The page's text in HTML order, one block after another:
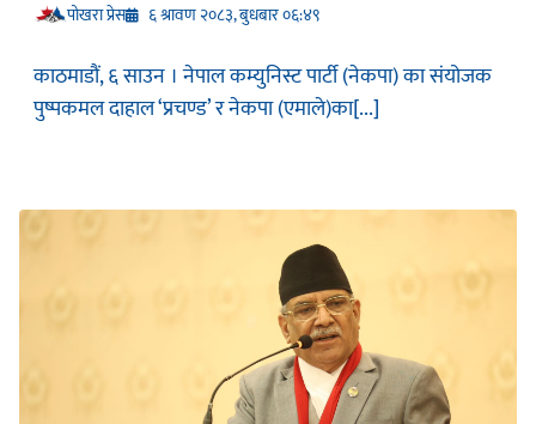
प‍ोखरा प्रेस ६ श्रावण २०८३, बुधबार ०६:४९
काठमाडौं, ६ साउन । नेपाल कम्युनिस्ट पार्टी (नेकपा) का संयोजक
पुष्पकमल दाहाल ‘प्रचण्ड’ र नेकपा (एमाले)का[...]